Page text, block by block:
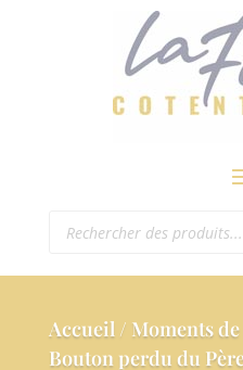
de
Accueil/ Moments
Bouton perdu du